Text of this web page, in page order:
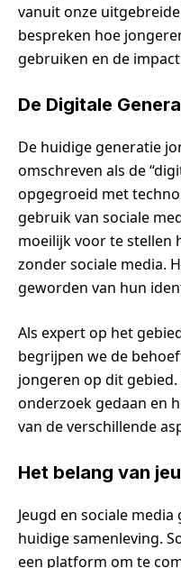
vanuit onze
bespreken hoe
gebruiken en de
De Digitale
De huidige generatie
omschreven als de
opgegroeid met
gebruik van sociale
moeilijk voor te stellen
zonder sociale media.
geworden van hun
Als expert op het
begrijpen we de
jongeren op dit
onderzoek gedaan en
van de verschillende
Het belang van
Jeugd en sociale
huidige samenleving.
een platform om te